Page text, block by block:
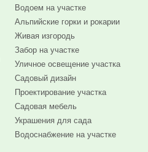
Водоем на участке
Альпийские горки и рокарии
Живая изгородь
Забор на участке
Уличное освещение участка
Садовый дизайн
Проектирование участка
Садовая мебель
Украшения для сада
Водоснабжение на участке